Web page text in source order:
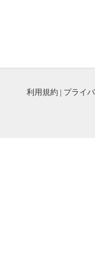
利用規約 | プライ